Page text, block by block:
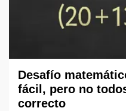
Desafío
fácil, pero no
correcto